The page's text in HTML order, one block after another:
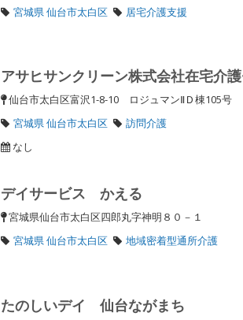
宮城県 仙台市太白区
居宅介護支援
アサヒサンクリーン株式会社在宅介
仙台市太白区富沢1-8-10 ロジュマンⅡＤ棟105号
宮城県 仙台市太白区
訪問介護
なし
デイサービス かえる
宮城県仙台市太白区四郎丸字神明８０－１
宮城県 仙台市太白区
地域密着型通所介護
たのしいデイ 仙台ながまち